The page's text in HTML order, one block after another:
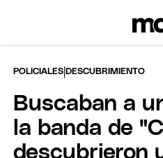
POLICIALES |DESCUBRIMIENTO
Buscaban a
la banda de
descubrieron